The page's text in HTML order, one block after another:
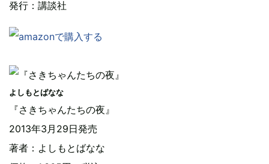
発行：講談社
よしもとばなな
『さきちゃんたちの夜』
2013年3月29日発売
著者：よしもとばなな